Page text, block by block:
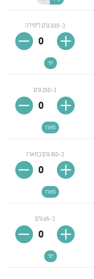
כ-300 גרם ליחידה
יח'
0
כ-250 גרם
מארז
0
כ-100 גרם במארז
מארז
0
כ-65 גרם
יח'
0